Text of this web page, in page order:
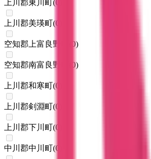
上川郡東川町 (0
上川郡美瑛町(0
空知郡上富良野町 0)
空知郡南富良野町 0)
上川郡和寒町(0
上川郡剣淵町(0
上川郡下川町(0
中川郡中川町(0